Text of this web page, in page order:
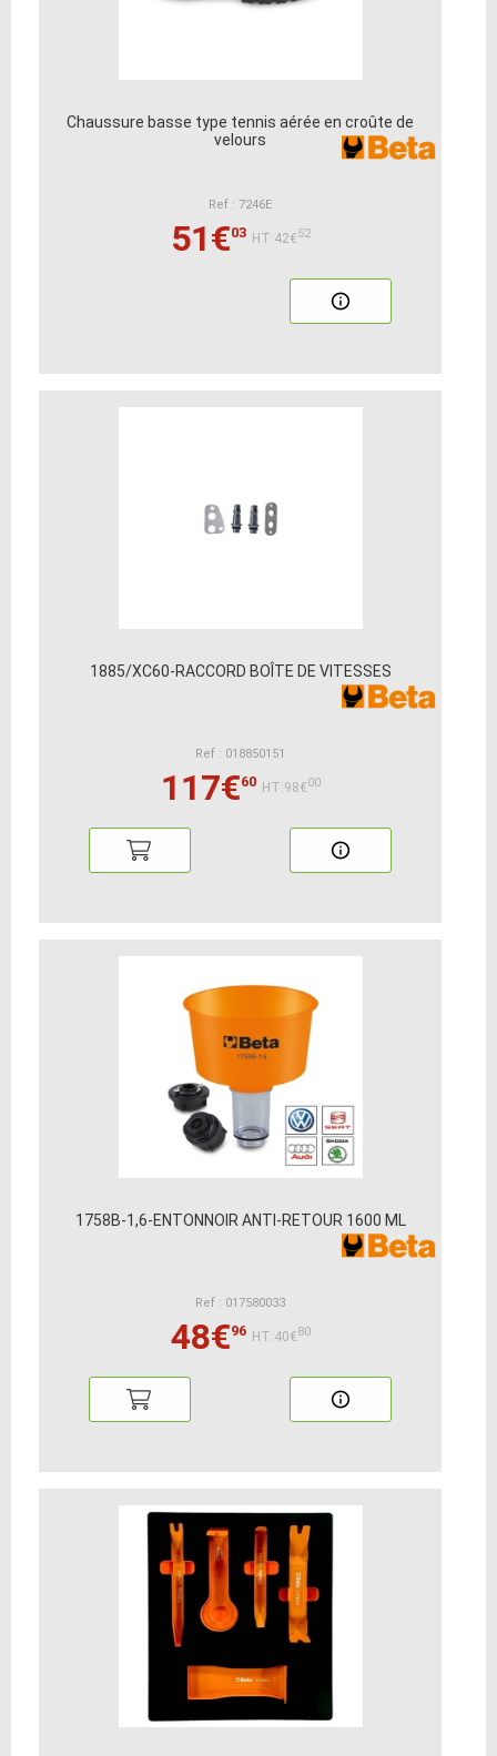
Chaussure basse type tennis aérée en croûte de
velours
Ref : 7246E
51€03 HT:42€52
1885/XC60-RACCORD BOÎTE DE VITESSES
Ref : 018850151
117€60 HT:98€00
1758B-1,6-ENTONNOIR ANTI-RETOUR 1600 ML
Ref : 017580033
48€96 HT:40€80